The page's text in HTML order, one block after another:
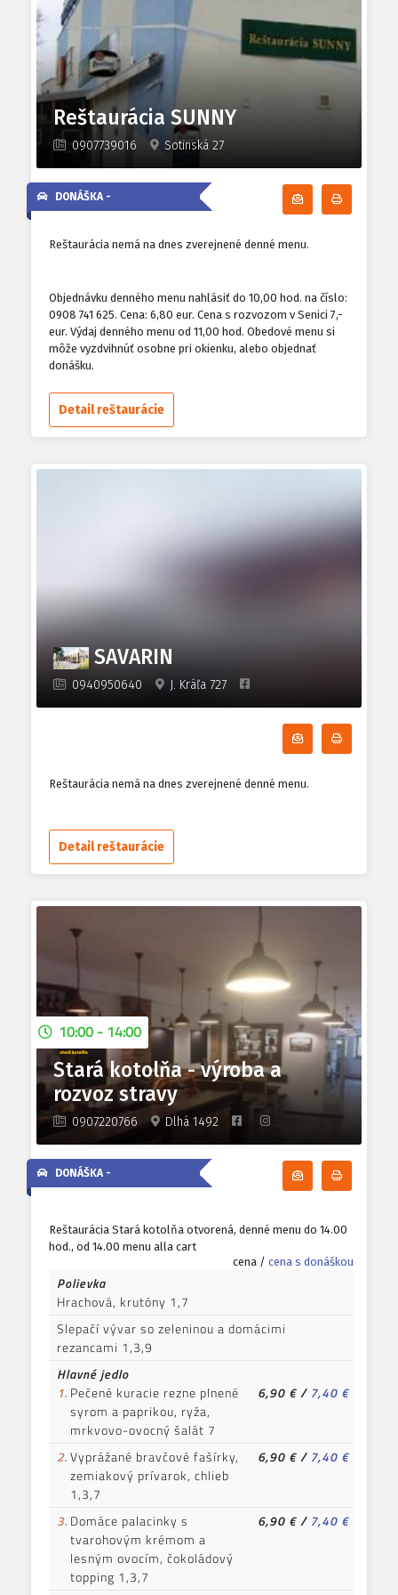
Reštaurácia SUNNY
0907739016 Sotinská 27
Odoberať
DONÁŠKA -
Reštaurácia nemá na dnes zverejnené denné menu.
Objednávku denného menu nahlásiť do 10,00 hod. na číslo:
0908 741 625. Cena: 6,80 eur. Cena s rozvozom v Senici 7,-
eur. Výdaj denného menu od 11,00 hod. Obedové menu si
môže vyzdvihnúť osobne pri okienku, alebo objednať
donášku.
Detail reštaurácie
SAVARIN
0940950640 J. Kráľa 727
Odoberať
Reštaurácia nemá na dnes zverejnené denné menu.
Detail reštaurácie
Stará kotolňa - výroba a
rozvoz stravy
0907220766 Dlhá 1492
Odoberať
DONÁŠKA -
10:00 - 14:00
Reštaurácia Stará kotolňa otvorená, denné menu do 14.00
hod., od 14.00 menu alla cart
cena / cena s donáškou
Polievka
Hrachová, krutóny 1,7
Slepačí vývar so zeleninou a domácimi
rezancami 1,3,9
Hlavné jedlo
1. Pečené kuracie rezne plnené
syrom a paprikou, ryža,
mrkvovo-ovocný šalát 7
6,90 €/ 7,40 €
2.Vyprážané bravčové fašírky,
zemiakový prívarok, chlieb
1,3,7
6,90 €/ 7,40 €
3. Domáce palacinky s
tvarohovým krémom a
lesným ovocím, čokoládový
topping 1,3,7
6,90 €/ 7,40 €